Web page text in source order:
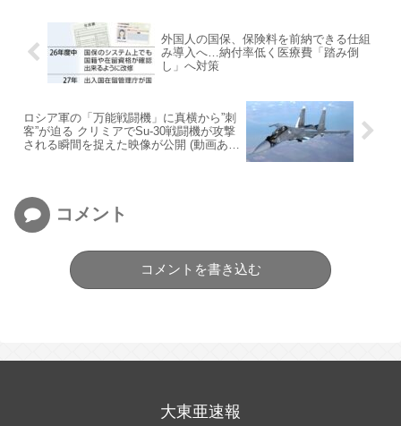
外国人の国保、保険料を前納できる仕組
み導入へ…納付率低く医療費「踏み倒
し」へ対策
ロシア軍の「万能戦闘機」に真横から”刺
客”が迫る クリミアでSu-30戦闘機が攻撃
される瞬間を捉えた映像が公開 (動画あ
コメント
コメントを書き込む
大東亜速報